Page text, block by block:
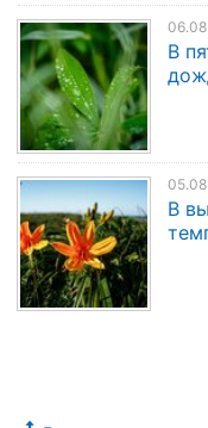
В
В